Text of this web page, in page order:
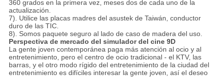
360 grados en la primera vez, meses dos de cada uno de la
actualización.
7). Utilice las placas madres del asustek de Taiwán, conductor
duro de las TIC.
8). Somos paquete seguro al lado de caso de madera del uso.
Perspectiva de mercado del simulador del cine 9D
La gente joven contemporánea paga más atención al ocio y al
entretenimiento, pero el centro de ocio tradicional - el KTV, las
barras, y el otro modo rígido del entretenimiento de la ciudad del
entretenimiento es difíciles interesar la gente joven, así el deseo